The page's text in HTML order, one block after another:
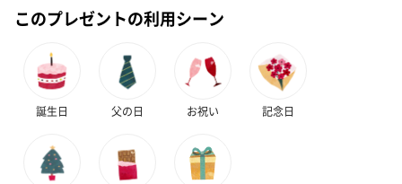
②火の中に入れないこと。
③使い切って捨てること。
お届けからの
使用期限
2年
注意事項
オイルなどの成分を含む商品は、航空危険物に含まれ
離島などの航空便を使用する地域にお住まいのかたへ
お届けの場合は、船便に変更するため1週間前後お届け
が遅くなる可能性がございます。
このプレゼントの利用シーン
誕生日 父の日 お祝い 記念日